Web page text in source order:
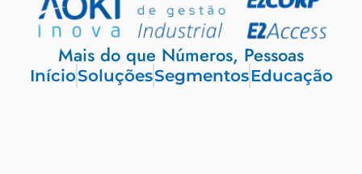
Mais do que Números, Pessoas
InícioSoluçõesSegmentosEducação